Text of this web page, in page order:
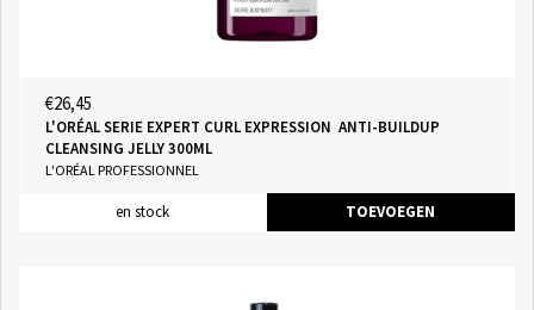
€26,45
L'ORÉAL SERIE EXPERT CURL EXPRESSION ANTI-BUILDUP
CLEANSING JELLY 300ML
L'ORÉAL PROFESSIONNEL
en stock TOEVOEGEN